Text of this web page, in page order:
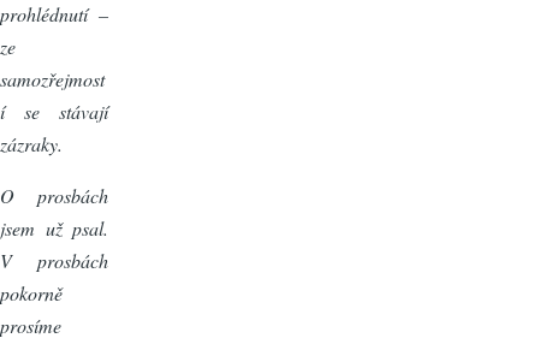
prohlédnutí –
ze
samozřejmost
í se stávají
zázraky.
O prosbách
jsem už psal.
V prosbách
pokorně
prosíme